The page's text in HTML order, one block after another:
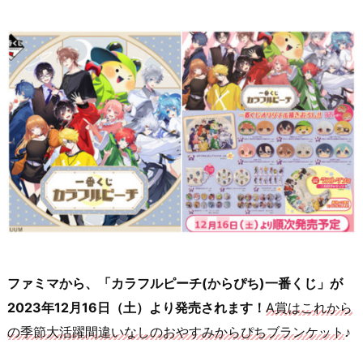
ファミマから、「カラフルピーチ(からぴち)一番くじ」が
2023年12月16日（土）より発売されます！ A賞はこれから
の季節大活躍間違いなしのおやすみからぴちブランケット♪